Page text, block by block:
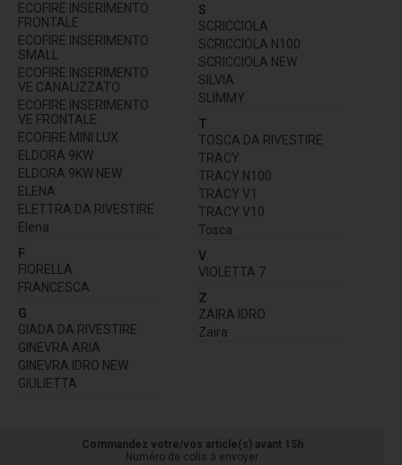
ECOFIRE INSERIMENTO
FRONTALE
ECOFIRE INSERIMENTO
SMALL
ECOFIRE INSERIMENTO
VE CANALIZZATO
ECOFIRE INSERIMENTO
VE FRONTALE
ECOFIRE MINI LUX
ELDORA 9KW
ELDORA 9KW NEW
ELENA
ELETTRA DA RIVESTIRE
Elena
F
FIORELLA
FRANCESCA
G
GIADA DA RIVESTIRE
GINEVRA ARIA
GINEVRA IDRO NEW
GIULIETTA
S
SCRICCIOLA
SCRICCIOLA N100
SCRICCIOLA NEW
SILVIA
SLIMMY
T
TOSCA DA RIVESTIRE
TRACY
TRACY N100
TRACY V1
TRACY V10
Tosca
V
VIOLETTA 7
Z
ZAIRA IDRO
Zaira
Commandez votre/vos article(s) avant 15h
Numéro de colis à envoyer